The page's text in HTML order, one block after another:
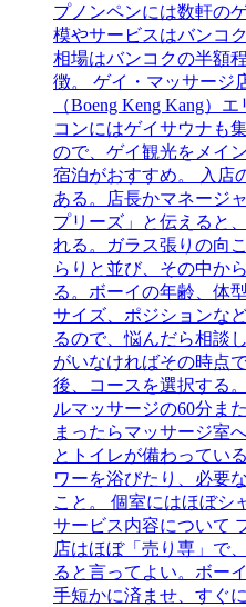
プノンペンには数軒の
模やサービスはバンコ
相場はバンコクの半額
徴。 ゲイ・マッサージ
（Boeng Keng Kang）
コンにはゲイサウナも
ので、ゲイ観光をメイ
宿泊がおすすめ。 入店
ある。店長かマネージ
プリーズ」と伝えると
れる。ガラス張りの向
らりと並び、その中か
る。ボーイの年齢、体
サイズ、ポジションな
るので、悩んだら相談
がいなければその時点
後、コースを選択する
ルマッサージの60分ま
まったらマッサージ室
とトイレが備わってい
ワーを浴びたり、必要
こと。 個室にはほぼシ
サービス内容について
店はほぼ「売り専」で
ると言ってよい。ボー
手短かに済ませ、すぐ